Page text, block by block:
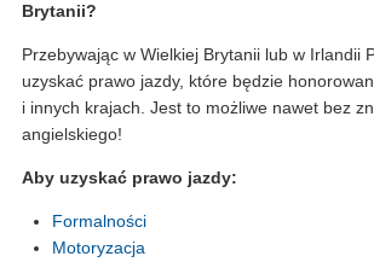
Brytanii?
Przebywając w Wielkiej Brytanii lub w Irlandii
uzyskać prawo jazdy, które będzie
i innych krajach. Jest to możliwe nawet bez
angielskiego!
Aby uzyskać prawo jazdy:
Formalności
Motoryzacja